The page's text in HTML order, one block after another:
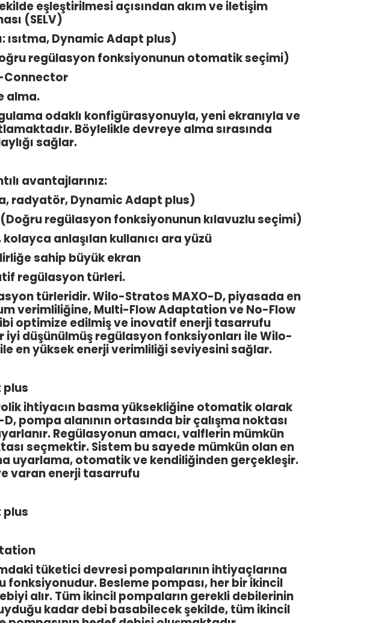
eşleştirilmesi açısından akım ve iletişim
(SELV)
ısıtma, Dynamic Adapt plus)
regülasyon fonksiyonunun otomatik seçimi)
Connector
alma.
odaklı konfigürasyonuyla, yeni ekranıyla ve
Böylelikle devreye alma sırasında
sağlar.
avantajlarınız:
radyatör, Dynamic Adapt plus)
regülasyon fonksiyonunun kılavuzlu seçimi)
anlaşılan kullanıcı ara yüzü
sahip büyük ekran
regülasyon türleri.
türleridir. Wilo-Stratos MAXO-D, piyasada en
verimliliğine, Multi-Flow Adaptation ve No-Flow
optimize edilmiş ve inovatif enerji tasarrufu
düşünülmüş regülasyon fonksiyonları ile Wilo-
en yüksek enerji verimliliği seviyesini sağlar.
plus
ihtiyacın basma yüksekliğine otomatik olarak
pompa alanının ortasında bir çalışma noktası
Regülasyonun amacı, valflerin mümkün
seçmektir. Sistem bu sayede mümkün olan en
uyarlama, otomatik ve kendiliğinden gerçekleşir.
varan enerji tasarrufu
tüketici devresi pompalarının ihtiyaçlarına
Besleme pompası, her bir ikincil
alır. Tüm ikincil pompaların gerekli debilerinin
kadar debi basabilecek şekilde, tüm ikincil